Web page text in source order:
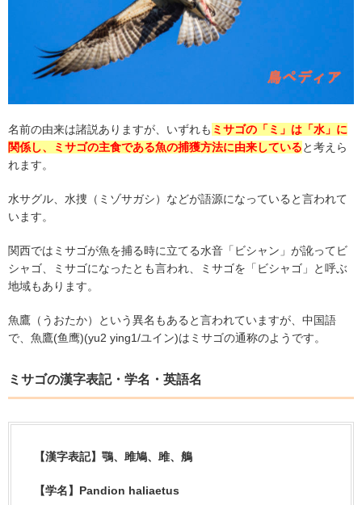
名前の由来は諸説ありますが、いずれも ミサゴの「ミ」は「水」に
関係し、ミサゴの主食である魚の捕獲方法に由来していると考えら
れます。
水サグル、水捜（ミゾサガシ）などが語源になっていると言われて
います。
関西ではミサゴが魚を捕る時に立てる水音「ビシャン」が訛ってビ
シャゴ、ミサゴになったとも言われ、ミサゴを「ビシャゴ」と呼ぶ
地域もあります。
魚鷹（うおたか）という異名もあると言われていますが、中国語
で、魚鷹(鱼鹰)(yu2 ying1/ユイン)はミサゴの通称のようです。
ミサゴの漢字表記・学名・英語名
【漢字表記】鶚、雎鳩、雎、鵃
【学名】 Pandion haliaetus